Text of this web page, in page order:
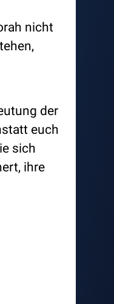
nicht
der
euch
sich
ihre